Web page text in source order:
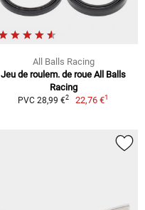
All Balls Racing
Jeu de roulem. de roue All Balls
Racing
PVC 28,99 €2 22,76 €1